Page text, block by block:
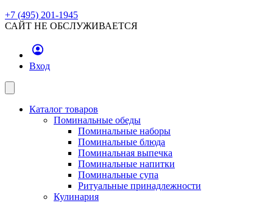
+7 (495) 201-1945
САЙТ НЕ ОБСЛУЖИВАЕТСЯ
Вход
Каталог товаров
Поминальные обеды
Поминальные наборы
Поминальные блюда
Поминальная выпечка
Поминальные напитки
Поминальные супа
Ритуальные принадлежности
Кулинария